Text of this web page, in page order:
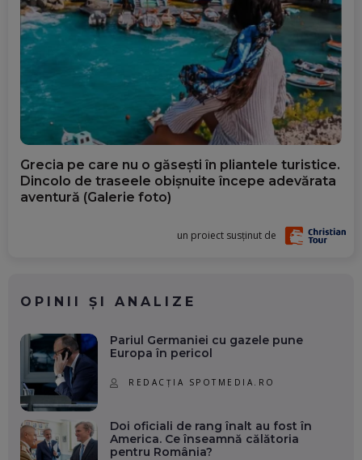
Grecia pe care nu o găsești în pliantele turistice.
Dincolo de traseele obișnuite începe adevărata
aventură (Galerie foto)
un proiect susținut de
OPINII ȘI ANALIZE
Pariul Germaniei cu gazele pune
Europa în pericol
REDACȚIA SPOTMEDIA.RO
Doi oficiali de rang înalt au fost în
America. Ce înseamnă călătoria
pentru România?